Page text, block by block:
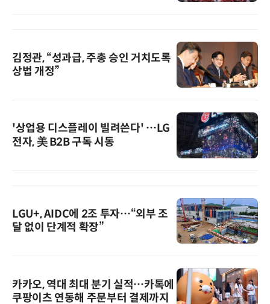
김정관, “성과급, 주총 승인 거치도록
상법 개정”
'상업용 디스플레이 빌려쓴다' …LG
전자, 美 B2B 구독 시동
LGU+, AIDC에 2조 투자…“외부 조
달 없이 단계적 확장”
카카오, 역대 최대 분기 실적…카톡에
쿠팡이츠 연동해 주문부터 결제까지